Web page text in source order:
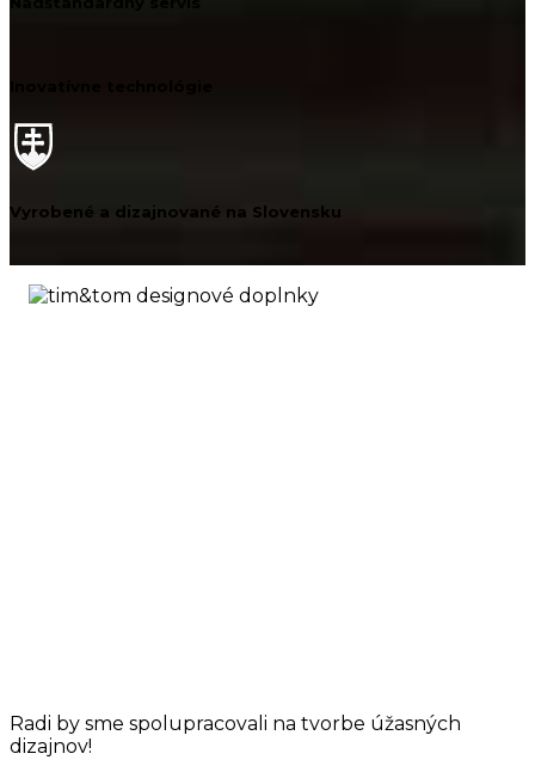
Vyrobené a dizajnované na Slovensku
Radi by sme spolupracovali na tvorbe úžasných
dizajnov!